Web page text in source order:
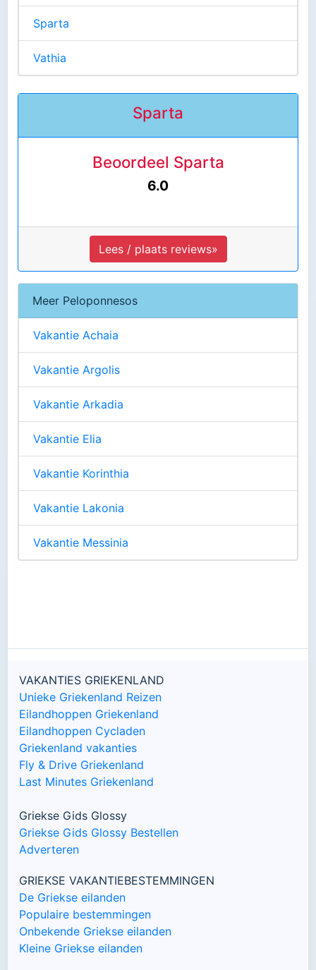
Sparta
Vathia
Sparta
Beoordeel Sparta
6.0
Lees / plaats reviews»
Meer Peloponnesos
Vakantie Achaia
Vakantie Argolis
Vakantie Arkadia
Vakantie Elia
Vakantie Korinthia
Vakantie Lakonia
Vakantie Messinia
VAKANTIES GRIEKENLAND
Unieke Griekenland Reizen
Eilandhoppen Griekenland
Eilandhoppen Cycladen
Griekenland vakanties
Fly & Drive Griekenland
Last Minutes Griekenland
Griekse Gids Glossy
Griekse Gids Glossy Bestellen
Adverteren
GRIEKSE VAKANTIEBESTEMMINGEN
De Griekse eilanden
Populaire bestemmingen
Onbekende Griekse eilanden
Kleine Griekse eilanden